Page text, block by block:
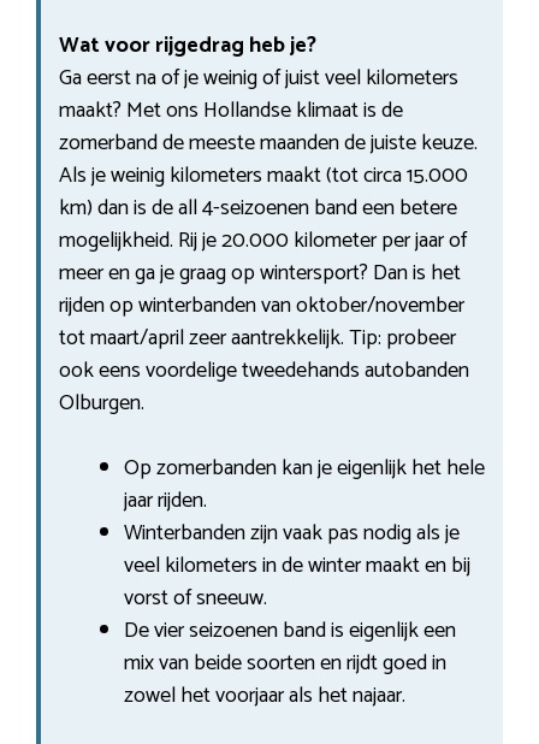
Wat voor rijgedrag heb je?
Ga eerst na of je weinig of juist veel kilometers
maakt? Met ons Hollandse klimaat is de
zomerband de meeste maanden de juiste keuze.
Als je weinig kilometers maakt (tot circa 15.000
km) dan is de all 4-seizoenen band een betere
mogelijkheid. Rij je 20.000 kilometer per jaar of
meer en ga je graag op wintersport? Dan is het
rijden op winterbanden van oktober/november
tot maart/april zeer aantrekkelijk. Tip: probeer
ook eens voordelige tweedehands autobanden
Olburgen.
Op zomerbanden kan je eigenlijk het hele
jaar rijden.
Winterbanden zijn vaak pas nodig als je
veel kilometers in de winter maakt en bij
vorst of sneeuw.
De vier seizoenen band is eigenlijk een
mix van beide soorten en rijdt goed in
zowel het voorjaar als het najaar.